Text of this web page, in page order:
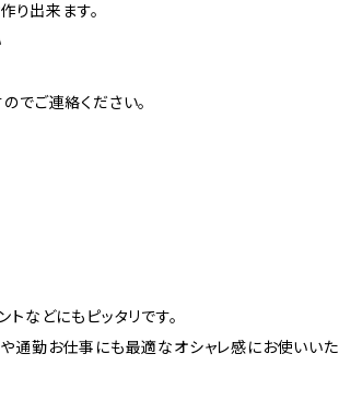
出来ます。
でご連絡ください。
などにもピッタリです。
通勤お仕事にも最適なオシャレ感にお使いいた